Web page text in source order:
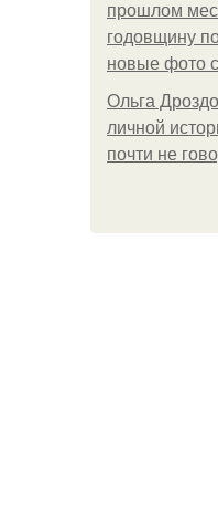
прошлом
годовщину
новые фото
Ольга
личной
почти не